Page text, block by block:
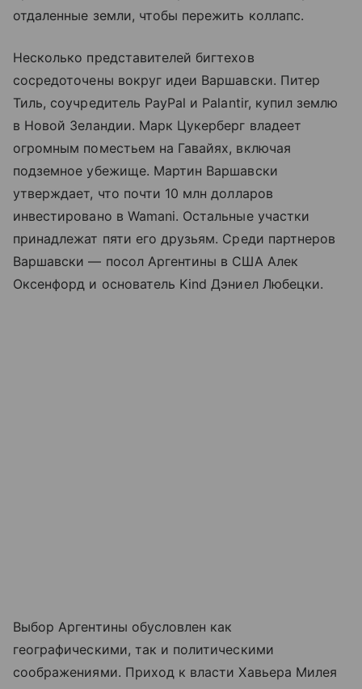
отдаленные земли, чтобы пережить коллапс.
Несколько представителей бигтехов
сосредоточены вокруг идеи Варшавски. Питер
Тиль, соучредитель PayPal и Palantir, купил землю
в Новой Зеландии. Марк Цукерберг владеет
огромным поместьем на Гавайях, включая
подземное убежище. Мартин Варшавски
утверждает, что почти 10 млн долларов
инвестировано в Wamani. Остальные участки
принадлежат пяти его друзьям. Среди партнеров
Варшавски — посол Аргентины в США Алек
Оксенфорд и основатель Kind Дэниел Любецки.
Выбор Аргентины обусловлен как
географическими, так и политическими
соображениями. Приход к власти Хавьера Милея